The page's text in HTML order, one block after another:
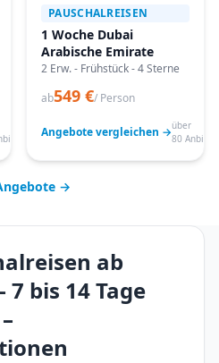
PAUSCHALREISEN
1 Woche Dubai
Arabische Emirate
2 Erw. - Frühstück - 4 Sterne
ab549 €/ Person
Angebote vergleichen →über
80
→
ab
7 bis 14 Tage